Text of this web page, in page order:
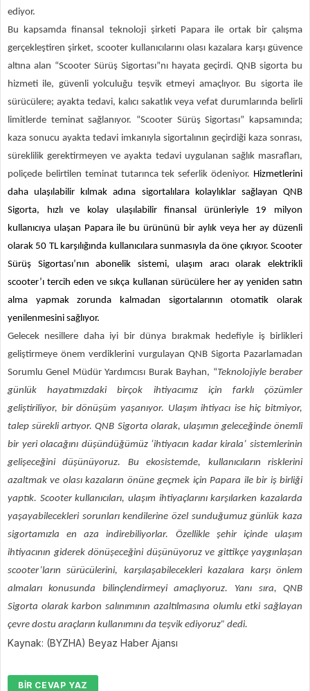
ediyor.
Bu kapsamdafinansal teknoloji şirketi Papara ile ortak bir çalışma
gerçekleştirenşirket, scooter kullanıcılarınıolası kazalara karşı güvence
altına alan “Scooter Sürüş Sigortası”nı hayata geçirdi. QNB sigorta bu
hizmeti ile, güvenli yolculuğu teşvik etmeyi amaçlıyor. Bu sigorta ile
sürücülere; ayakta tedavi, kalıcı sakatlık veya vefat durumlarında belirli
limitlerde teminat sağlanıyor. “Scooter Sürüş Sigortası” kapsamında;
kaza sonucu ayakta tedavi imkanıyla sigortalının geçirdiği kaza sonrası,
süreklilik gerektirmeyen ve ayakta tedavi uygulanan sağlık masrafları,
poliçede belirtilen teminat tutarınca tek seferlik ödeniyor. Hizmetlerini
daha ulaşılabilir kılmak adına sigortalılara kolaylıklar sağlayan QNB
Sigorta, hızlı ve kolay ulaşılabilir finansal ürünleriyle 19 milyon
kullanıcıya ulaşan Papara ile bu ürününü bir aylık veya her ay düzenli
olarak 50 TL karşılığında kullanıcılara sunmasıyla da öne çıkıyor. Scooter
Sürüş Sigortası’nın abonelik sistemi, ulaşım aracı olarak elektrikli
scooter’ı tercih eden ve sıkça kullanan sürücülere her ay yeniden satın
alma yapmak zorunda kalmadan sigortalarının otomatik olarak
yenilenmesini sağlıyor.
Gelecek nesillere daha iyi bir dünya bırakmak hedefiyle iş birlikleri
geliştirmeye önem verdiklerini vurgulayan QNB Sigorta Pazarlamadan
Sorumlu Genel Müdür Yardımcısı Burak Bayhan, “Teknolojiyle beraber
günlük hayatımızdaki birçok ihtiyacımız için farklı çözümler
geliştiriliyor, bir dönüşüm yaşanıyor. Ulaşım ihtiyacı ise hiç bitmiyor,
talep sürekli artıyor. QNB Sigorta olarak, ulaşımın geleceğinde önemli
bir yeri olacağını düşündüğümüz ‘ihtiyacın kadar kirala’ sistemlerinin
gelişeceğini düşünüyoruz. Bu ekosistemde, kullanıcıların risklerini
azaltmak ve olası kazaların önüne geçmek için Papara ile bir iş birliği
yaptık. Scooter kullanıcıları, ulaşım ihtiyaçlarını karşılarken kazalarda
yaşayabilecekleri sorunları kendilerine özel sunduğumuz günlük kaza
sigortamızla en aza indirebiliyorlar. Özellikle şehir içinde ulaşım
ihtiyacının giderek dönüşeceğini düşünüyoruz ve gittikçe yaygınlaşan
scooter’ların sürücülerini, karşılaşabilecekleri kazalara karşı önlem
almaları konusunda bilinçlendirmeyi amaçlıyoruz.
Yanı sıra, QNB
Sigorta olarak karbon salınımının azaltılmasına olumlu etki sağlayan
çevre dostu araçların kullanımını da teşvik ediyoruz” dedi.
Kaynak: (BYZHA) Beyaz Haber Ajansı
BIR CEVAP YAZ